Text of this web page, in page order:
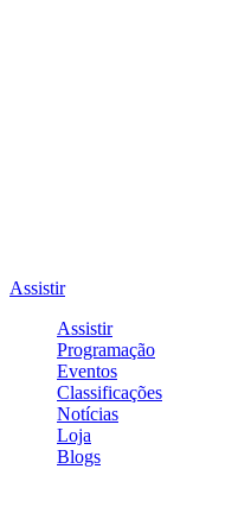
Assistir
Assistir
Programação
Eventos
Classificações
Notícias
Loja
Blogs